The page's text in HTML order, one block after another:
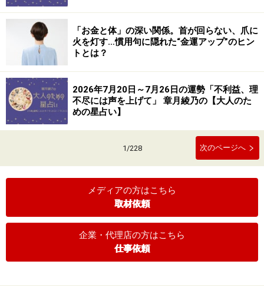
「お金と体」の深い関係。首が回らない、爪に
火を灯す…慣用句に隠れた“金運アップ”のヒン
トとは？
2026年7月20日～7月26日の運勢「不利益、理
不尽には声を上げて」 章月綾乃の【大人のた
めの星占い】
1/228 次のページへ
メディアの方はこちら
取材依頼
企業・代理店の方はこちら
仕事依頼